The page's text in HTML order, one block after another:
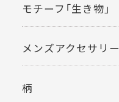
モチーフ「生き物」
メンズアクセサリー
柄